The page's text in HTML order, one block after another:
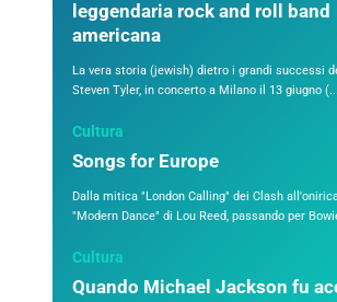
leggendaria rock and roll band
americana
La vera storia (jewish) dietro i grandi successi
Steven Tyler, in concerto a Milano il 13 giugno
Cultura
Songs for Europe
Dalla mitica "London Calling" dei Clash
"Modern Dance" di Lou Reed, passando per
Cultura
Quando Michael Jackson fu